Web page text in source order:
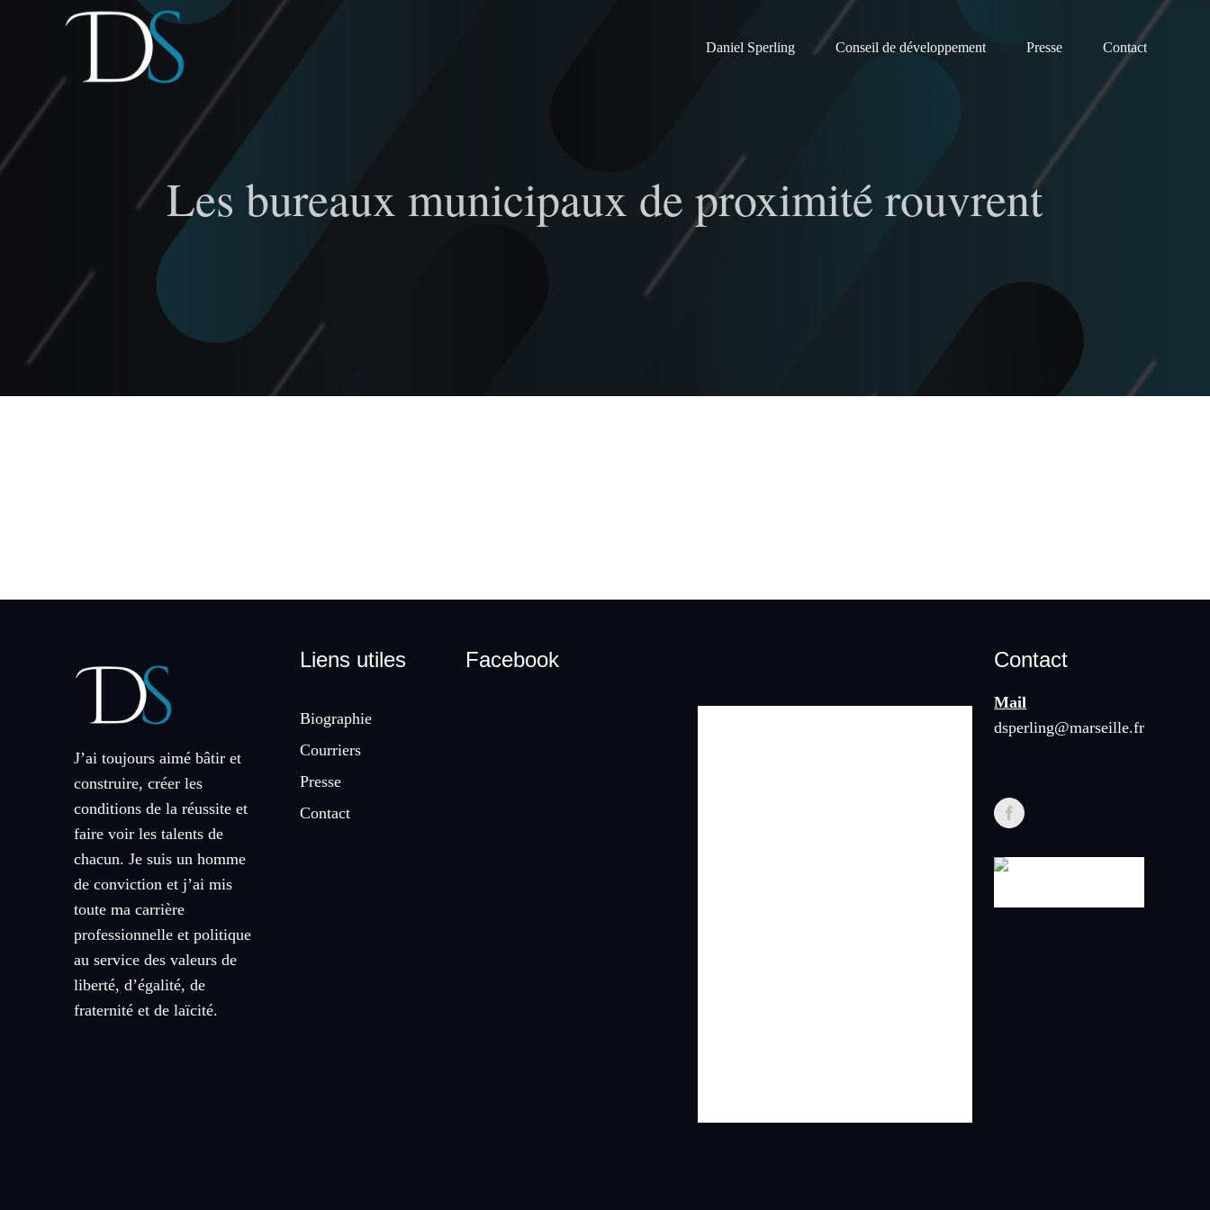
Daniel Sperling Conseil de développement Presse Contact
Les bureaux municipaux de proximité rouvrent
J’ai toujours aimé bâtir et
construire, créer les
conditions de la réussite et
faire voir les talents de
chacun. Je suis un homme
de conviction et j’ai mis
toute ma carrière
professionnelle et politique
au service des valeurs de
liberté, d’égalité, de
fraternité et de laïcité.
Liens utiles
Biographie
Courriers
Presse
Contact
Facebook Contact
Mail
dsperling@marseille.fr